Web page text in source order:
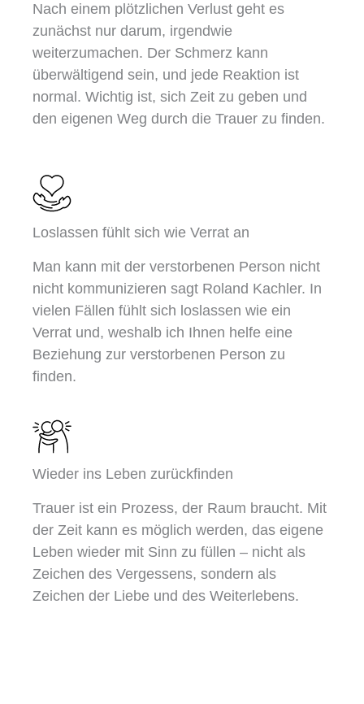
Nach einem plötzlichen Verlust geht es
zunächst nur darum, irgendwie
weiterzumachen. Der Schmerz kann
überwältigend sein, und jede Reaktion ist
normal. Wichtig ist, sich Zeit zu geben und
den eigenen Weg durch die Trauer zu finden.
Loslassen fühlt sich wie Verrat an
Man kann mit der verstorbenen Person nicht
nicht kommunizieren sagt Roland Kachler. In
vielen Fällen fühlt sich loslassen wie ein
Verrat und, weshalb ich Ihnen helfe eine
Beziehung zur verstorbenen Person zu
finden.
Wieder ins Leben zurückfinden
Trauer ist ein Prozess, der Raum braucht. Mit
der Zeit kann es möglich werden, das eigene
Leben wieder mit Sinn zu füllen – nicht als
Zeichen des Vergessens, sondern als
Zeichen der Liebe und des Weiterlebens.